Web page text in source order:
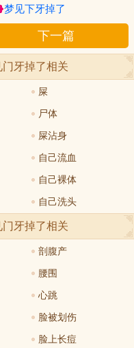
梦见下牙掉了
下一篇
门牙掉了相关
屎
尸体
屎沾身
自己流血
自己裸体
自己洗头
门牙掉了相关
剖腹产
腰围
心跳
脸被划伤
脸上长痘